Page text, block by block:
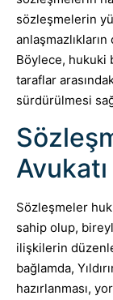
sözleşmelerin
Böylece, hukuki
taraflar
sürdürülmesi
Avukatı
Sözleşmeler
sahip olup,
ilişkilerin
bağlamda,
hazırlanması,